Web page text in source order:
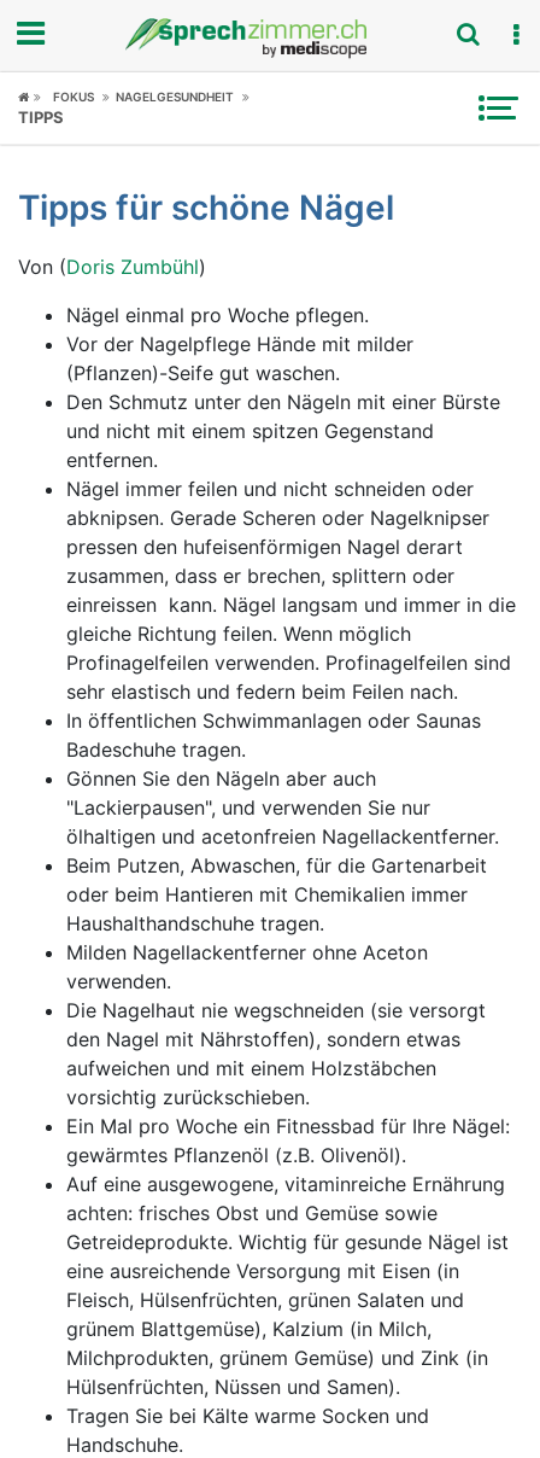
Fokus
Symptome
Untersuchungen
News
Ratgeber
Rubriken
FOKUS NAGELGESUNDHEIT
TIPPS
Tipps für schöne Nägel
Von (Doris Zumbühl)
Nägel einmal pro Woche pflegen.
Vor der Nagelpflege Hände mit milder
(Pflanzen)-Seife gut waschen.
Den Schmutz unter den Nägeln mit einer Bürste
und nicht mit einem spitzen Gegenstand
entfernen.
Nägel immer feilen und nicht schneiden oder
abknipsen. Gerade Scheren oder Nagelknipser
pressen den hufeisenförmigen Nagel derart
zusammen, dass er brechen, splittern oder
einreissen kann. Nägel langsam und immer in die
gleiche Richtung feilen. Wenn möglich
Profinagelfeilen verwenden. Profinagelfeilen sind
sehr elastisch und federn beim Feilen nach.
In öffentlichen Schwimmanlagen oder Saunas
Badeschuhe tragen.
Gönnen Sie den Nägeln aber auch
"Lackierpausen", und verwenden Sie nur
ölhaltigen und acetonfreien Nagellackentferner.
Beim Putzen, Abwaschen, für die Gartenarbeit
oder beim Hantieren mit Chemikalien immer
Haushalthandschuhe tragen.
Milden Nagellackentferner ohne Aceton
verwenden.
Die Nagelhaut nie wegschneiden (sie versorgt
den Nagel mit Nährstoffen), sondern etwas
aufweichen und mit einem Holzstäbchen
vorsichtig zurückschieben.
Ein Mal pro Woche ein Fitnessbad für Ihre Nägel:
gewärmtes Pflanzenöl (z.B. Olivenöl).
Auf eine ausgewogene, vitaminreiche Ernährung
achten: frisches Obst und Gemüse sowie
Getreideprodukte. Wichtig für gesunde Nägel ist
eine ausreichende Versorgung mit Eisen (in
Fleisch, Hülsenfrüchten, grünen Salaten und
grünem Blattgemüse), Kalzium (in Milch,
Milchprodukten, grünem Gemüse) und Zink (in
Hülsenfrüchten, Nüssen und Samen).
Tragen Sie bei Kälte warme Socken und
Handschuhe.